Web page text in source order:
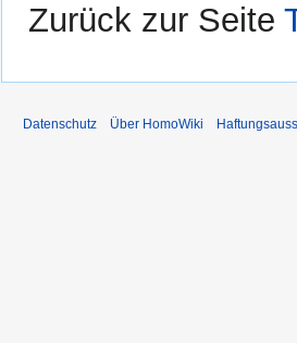
Zurück zur Seite
Datenschutz Über HomoWiki